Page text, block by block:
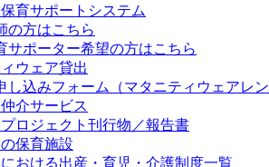
育サポートシステム
の方はこちら
サポーター希望の方はこちら
ウェア貸出
し込みフォーム（マタニティウェアレン
介サービス
ロジェクト刊行物／報告書
保育施設
おける出産・育児・介護制度一覧